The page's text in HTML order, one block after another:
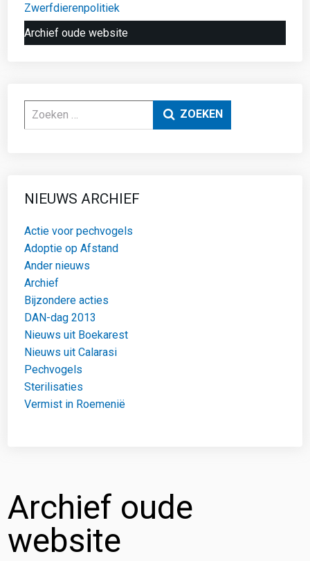
Zwerfdierenpolitiek
Archief oude website
Zoeken ZOEKEN
NIEUWS ARCHIEF
Actie voor pechvogels
Adoptie op Afstand
Ander nieuws
Archief
Bijzondere acties
DAN-dag 2013
Nieuws uit Boekarest
Nieuws uit Calarasi
Pechvogels
Sterilisaties
Vermist in Roemenië
Archief oude
website